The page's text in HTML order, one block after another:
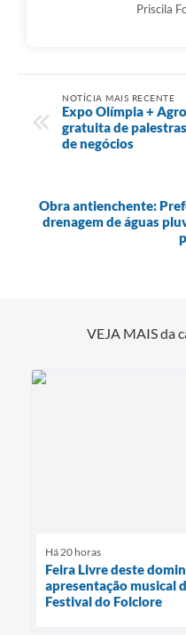
Priscila
NOTÍCIA MAIS RECENTE
Expo Olímpia +
gratuita de
de negócios
Obra antienchente:
drenagem de águas
VEJA MAIS da
Há 20 horas
Feira Livre deste
apresentação musical
Festival do Folclore